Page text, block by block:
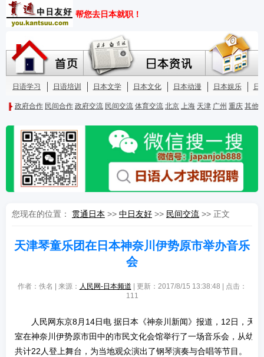
您现在的位置： 贯通日本 >> 中日友好 >> 民间交流 >> 正文
天津琴童乐团在日本神奈川伊势原市举办音乐
会
作者：佚名 | 来源： 人民网-日本频道 | 更新：2017/8/15 13:38:48 | 点击：
111
人民网东京8月14日电 据日本《神奈川新闻》报道，12日，天
室在神奈川伊势原市田中的市民文化会馆举行了一场音乐会，从幼
共计22人登上舞台，为当地观众演出了钢琴演奏与合唱等节目。